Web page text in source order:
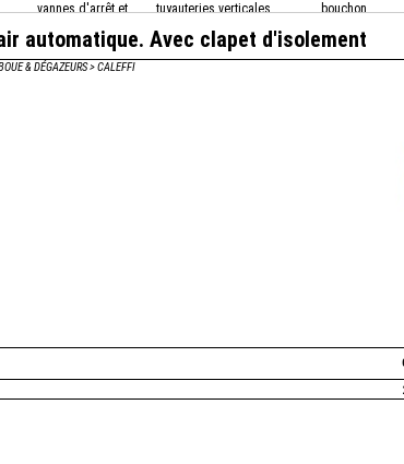
vannes d'arrêt et
tuyauteries verticales
bouchon